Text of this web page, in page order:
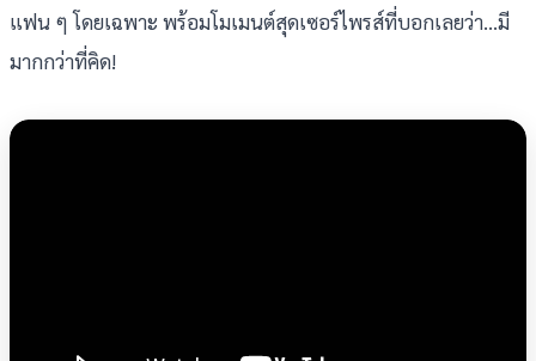
แฟน ๆ โดยเฉพาะ พร้อมโมเมนต์สุดเซอร์ไพรส์ที่บอกเลยว่า…มี
มากกว่าที่คิด!